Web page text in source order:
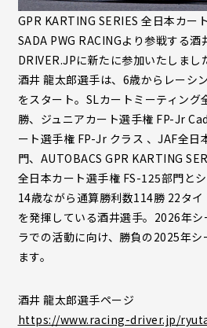
GPR KARTING SERIES 全日本カー
SADA PWG RACINGより参戦する
DRIVER.JPに新たに参加いたしまし
酒井 龍太郎選手は、6歳からレーシ
をスタート。SLカートミーティング
勝、ジュニアカート選手権 FP-Jr
ート選手権 FP-Jr クラス 、JAF全日
門、AUTOBACS GPR KARTING
全日本カート選手権 FS-125部門と
14歳ながら通算勝利数114勝 22タ
を発揮している酒井選手。2026年
ラでの活動に向け、勝負の2025年
ます。
酒井 龍太郎選手ページ
https://www.racing-driver.jp/